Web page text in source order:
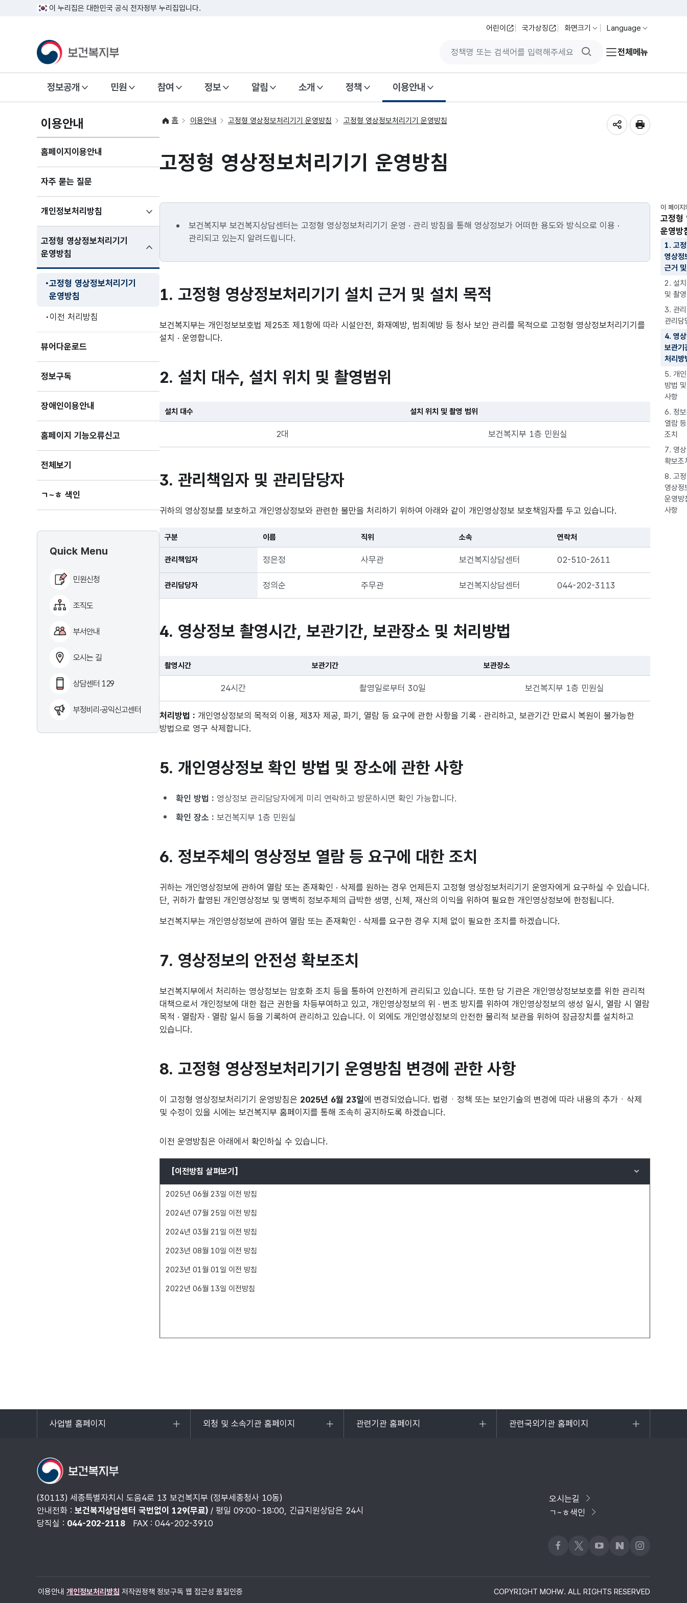
이 누리집은 대한민국 공식 전자정부 누리집입니다.
어린이 국가상징 화면크기 Language
검색버튼전체메뉴
정보공개 민원 참여 정보 알림 소개 정책 이용안내
이용안내
홈페이지이용안내
자주 묻는 질문
개인정보처리방침
펼치기
고정형 영상정보처리기기
운영방침
펼친상태
고정형 영상정보처리기기
운영방침
이전 처리방침
뷰어다운로드
정보구독
장애인이용안내
홈페이지 기능오류신고
전체보기
ㄱ~ㅎ 색인
Quick Menu
민원신청
조직도
부서안내
오시는 길
상담센터 129
부정비리·공익신고센터
홈 이용안내 고정형 영상정보처리기기 운영방침 고정형 영상정보처리기기 운영방침
고정형 영상정보처리기기 운영방침
이 페이지
고정형
운영방
1. 고
영상정
근거
2. 설
및 촬
3. 관
관리담
4. 영
보관기
처리방
5. 개
방법
사항
6. 정
열람
조치
7. 영
확보조
8. 고
영상정
운영방
사항
보건복지부 보건복지상담센터는 고정형 영상정보처리기기 운영 · 관리 방침을 통해 영상정보가 어떠한 용도와 방식으로 이용 ·
관리되고 있는지 알려드립니다.
1. 고정형 영상정보처리기기 설치 근거 및 설치 목적
보건복지부는 개인정보보호법 제25조 제1항에 따라 시설안전, 화재예방, 범죄예방 등 청사 보안 관리를 목적으로 고정형 영상정보처리기기를
설치 · 운영합니다.
2. 설치 대수, 설치 위치 및 촬영범위
설치 대수 설치 위치 및 촬영 범위
2대 보건복지부 1층 민원실
3. 관리책임자 및 관리담당자
귀하의 영상정보를 보호하고 개인영상정보와 관련한 불만을 처리하기 위하여 아래와 같이 개인영상정보 보호책임자를 두고 있습니다.
구분 이름 직위 소속 연락처
관리책임자 정은정 사무관 보건복지상담센터 02-510-2611
관리담당자 정의순 주무관 보건복지상담센터 044-202-3113
4. 영상정보 촬영시간, 보관기간, 보관장소 및 처리방법
촬영시간 보관기간 보관장소
24시간 촬영일로부터 30일 보건복지부 1층 민원실
처리방법 : 개인영상정보의 목적외 이용, 제3자 제공, 파기, 열람 등 요구에 관한 사항을 기록 · 관리하고, 보관기간 만료시 복원이 불가능한
방법으로 영구 삭제합니다.
5. 개인영상정보 확인 방법 및 장소에 관한 사항
확인 방법 : 영상정보 관리담당자에게 미리 연락하고 방문하시면 확인 가능합니다.
확인 장소 : 보건복지부 1층 민원실
6. 정보주체의 영상정보 열람 등 요구에 대한 조치
귀하는 개인영상정보에 관하여 열람 또는 존재확인 · 삭제를 원하는 경우 언제든지 고정형 영상정보처리기기 운영자에게 요구하실 수 있습니다.
단, 귀하가 촬영된 개인영상정보 및 명백히 정보주체의 급박한 생명, 신체, 재산의 이익을 위하여 필요한 개인영상정보에 한정됩니다.
보건복지부는 개인영상정보에 관하여 열람 또는 존재확인 · 삭제를 요구한 경우 지체 없이 필요한 조치를 하겠습니다.
7. 영상정보의 안전성 확보조치
보건복지부에서 처리하는 영상정보는 암호화 조치 등을 통하여 안전하게 관리되고 있습니다. 또한 당 기관은 개인영상정보보호를 위한 관리적
대책으로서 개인정보에 대한 접근 권한을 차등부여하고 있고, 개인영상정보의 위 · 변조 방지를 위하여 개인영상정보의 생성 일시, 열람 시 열람
목적 · 열람자 · 열람 일시 등을 기록하여 관리하고 있습니다. 이 외에도 개인영상정보의 안전한 물리적 보관을 위하여 잠금장치를 설치하고
있습니다.
8. 고정형 영상정보처리기기 운영방침 변경에 관한 사항
이 고정형 영상정보처리기기 운영방침은 2025년 6월 23일에 변경되었습니다. 법령ㆍ정책 또는 보안기술의 변경에 따라 내용의 추가ㆍ삭제
및 수정이 있을 시에는 보건복지부 홈페이지를 통해 조속히 공지하도록 하겠습니다.
이전 운영방침은 아래에서 확인하실 수 있습니다.
[이전방침 살펴보기]
2025년 06월 23일 이전 방침
2024년 07월 25일 이전 방침
2024년 03월 21일 이전 방침
2023년 08월 10일 이전 방침
2023년 01월 01일 이전 방침
2022년 06월 13일 이전방침
사업별 홈페이지
목록
외청 및 소속기관 홈페이지
목록
관련기관 홈페이지
목록
관련국외기관 홈페이지
목록
(30113) 세종특별자치시 도움4로 13 보건복지부 (정부세종청사 10동)
안내전화 : 보건복지상담센터 국번없이 129(무료) / 평일 09:00~18:00, 긴급지원상담은 24시
당직실 : 044-202-2118 FAX : 044-202-3910
오시는길
ㄱ~ㅎ색인
페이스북
x 유튜브네이버블로그
인스타그램
이용안내 개인정보처리방침 저작권정책 정보구독 웹 접근성 품질인증 COPYRIGHT MOHW. ALL RIGHTS RESERVED